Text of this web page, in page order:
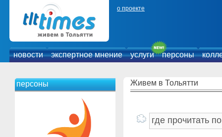
о проекте
новости экспертное мнение услуги персоны
персоны Живем в Тольятти